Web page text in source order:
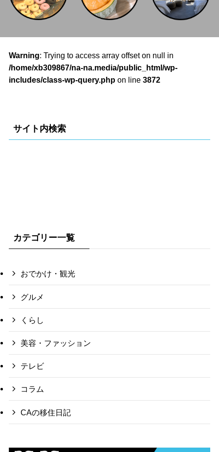
Warning: Trying to access array offset on null in
/home/xb309867/na-na.media/public_html/wp-
includes/class-wp-query.phpon line 3872
サイト内検索
カテゴリー一覧
おでかけ・観光
グルメ
くらし
美容・ファッション
テレビ
コラム
CAの移住日記